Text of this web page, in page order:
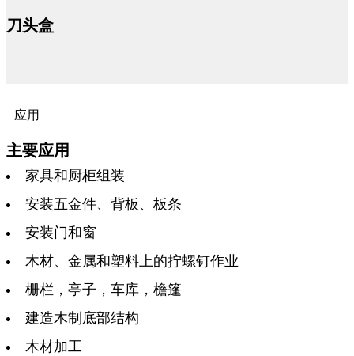
刀头盒
应用
主要应用
家具和厨柜组装
安装五金件、背板、板条
安装门和窗
木材、金属和塑料上的拧螺钉作业
栅栏，亭子，车库，檐篷
建造木制底部结构
木材加工